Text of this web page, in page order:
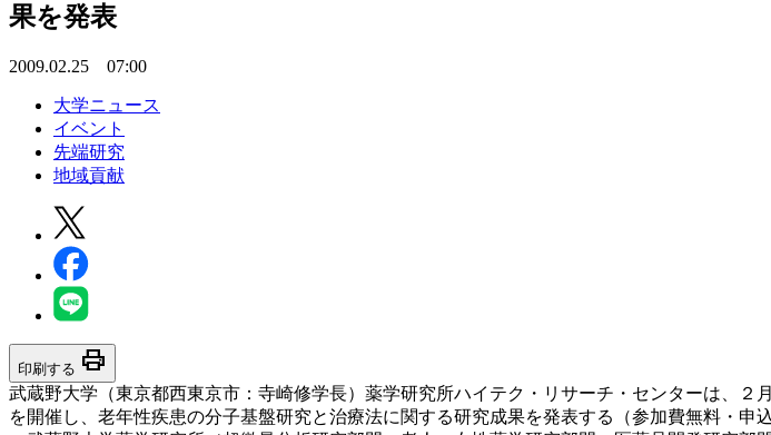
果を発表
2009.02.25 07:00
大学ニュース
イベント
先端研究
地域貢献
印刷する print
武蔵野大学（東京都西東京市：寺崎修学長）薬学研究所ハイテク・リサーチ・センターは、
を開催し、老年性疾患の分子基盤研究と治療法に関する研究成果を発表する（参加費無料・申込